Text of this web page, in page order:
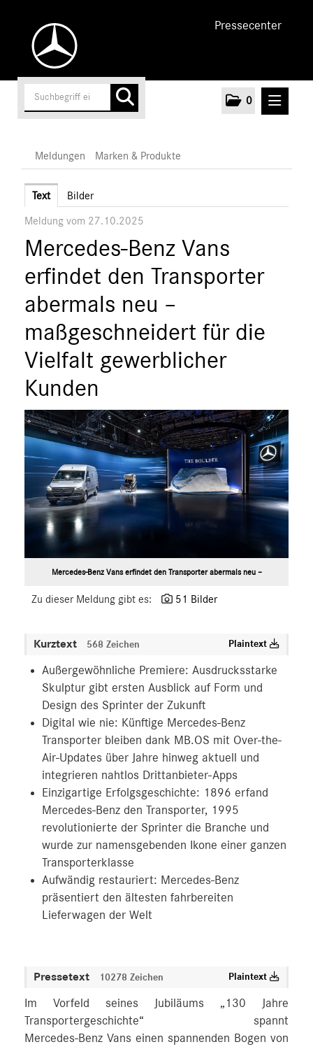
Pressecenter
0
Unternehmen
Cars
Vans
Marken & Produkte
MEDIA
ÜBER UNS
ANSPRECHPARTNER
Meldungen Marken & Produkte
Text Bilder
Meldung vom 27.10.2025
Mercedes-Benz Vans
erfindet den Transporter
abermals neu –
maßgeschneidert für die
Vielfalt gewerblicher
Kunden
Mercedes-Benz Vans erfindet den Transporter abermals neu –
Zu dieser Meldung gibt es: 51 Bilder
Kurztext 568 Zeichen Plaintext
Außergewöhnliche Premiere: Ausdrucksstarke
Skulptur gibt ersten Ausblick auf Form und
Design des Sprinter der Zukunft
Digital wie nie: Künftige Mercedes-Benz
Transporter bleiben dank MB.OS mit Over-the-
Air-Updates über Jahre hinweg aktuell und
integrieren nahtlos Drittanbieter-Apps
Einzigartige Erfolgsgeschichte: 1896 erfand
Mercedes-Benz den Transporter, 1995
revolutionierte der Sprinter die Branche und
wurde zur namensgebenden Ikone einer ganzen
Transporterklasse
Aufwändig restauriert: Mercedes-Benz
präsentiert den ältesten fahrbereiten
Lieferwagen der Welt
Pressetext 10278 Zeichen Plaintext
Im Vorfeld seines Jubiläums „130 Jahre
Transportergeschichte“ spannt
Mercedes‑Benz Vans einen spannenden Bogen von